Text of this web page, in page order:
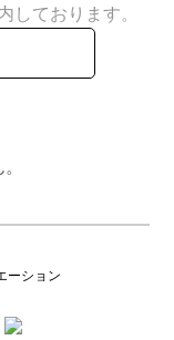
しております。
袋にきれいに収
可能性がござい
ーション